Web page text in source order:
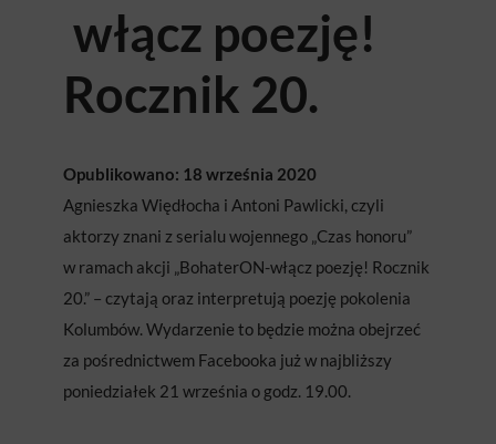
włącz poezję!
Rocznik 20.
Opublikowano: 18 września 2020
Agnieszka Więdłocha i Antoni Pawlicki, czyli
aktorzy znani z serialu wojennego „Czas honoru”
w ramach akcji „BohaterON-włącz poezję! Rocznik
20.” – czytają oraz interpretują poezję pokolenia
Kolumbów. Wydarzenie to będzie można obejrzeć
za pośrednictwem Facebooka już w najbliższy
poniedziałek 21 września o godz. 19.00.